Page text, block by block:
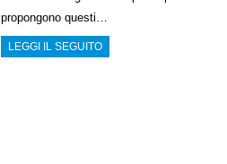
propongono questi…
LEGGI IL SEGUITO